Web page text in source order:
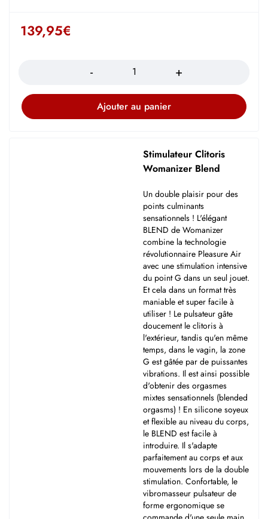
139,95€
Ajouter au panier
Stimulateur Clitoris
Womanizer Blend
Un double plaisir pour des
points culminants
sensationnels ! L'élégant
BLEND de Womanizer
combine la technologie
révolutionnaire Pleasure Air
avec une stimulation intensive
du point G dans un seul jouet.
Et cela dans un format très
maniable et super facile à
utiliser ! Le pulsateur gâte
doucement le clitoris à
l'extérieur, tandis qu'en même
temps, dans le vagin, la zone
G est gâtée par de puissantes
vibrations. Il est ainsi possible
d'obtenir des orgasmes
mixtes sensationnels (blended
orgasms) ! En silicone soyeux
et flexible au niveau du corps,
le BLEND est facile à
introduire. Il s'adapte
parfaitement au corps et aux
mouvements lors de la double
stimulation. Confortable, le
vibromasseur pulsateur de
forme ergonomique se